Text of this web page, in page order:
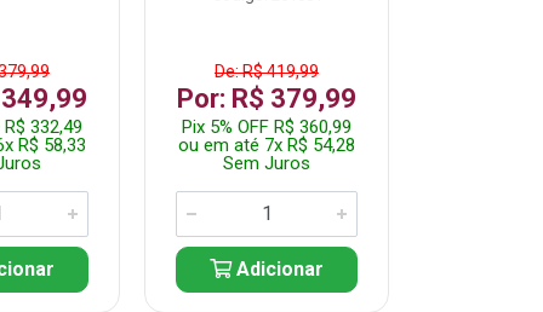
R$ 332,49
R$ 58,33
De: R$ 419,99
Por: R$ 379,99
Pix 5% OFF R$ 360,99
ou em até 7x R$ 54,28
Sem Juros
Adicionar